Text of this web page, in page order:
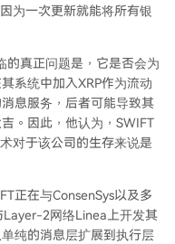
为一次更新就能将所有银
的真正问题是，它是否会为
系统中加入XRP作为流动
息服务，后者可能导致其
。因此，他认为，SWIFT
对于该公司的生存来说是
正在与ConsenSys以及多
2网络Linea上开发其
纯的消息层扩展到执行层